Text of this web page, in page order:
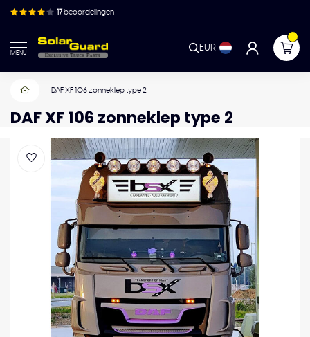
17 beoordelingen
MENU
EUR
DAF XF 106 zonneklep type 2
DAF XF 106 zonneklep type 2